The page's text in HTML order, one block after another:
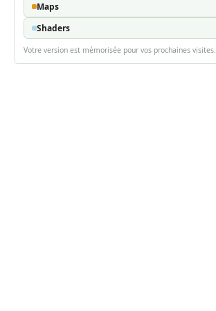
Maps
Shaders
Votre version est mémorisée pour vos prochaines visites.